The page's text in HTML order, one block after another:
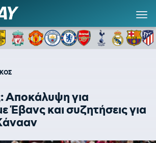
Αποκάλυψη για
Έβανς και συζητήσεις για